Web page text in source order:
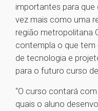
importantes para que
vez mais como uma
região metropolitana
contempla o que
de tecnologia e
para o futuro curso
“O curso contará
quais o aluno